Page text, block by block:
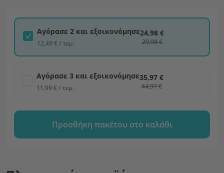
Αγόρασε 2 και εξοικονόμησε
12,49 € / τεμ.
24,98 €
29,98 €
Αγόρασε 3 και εξοικονόμησε
11,99 € / τεμ.
35,97 €
44,97 €
Προσθήκη πακέτου στο καλάθι